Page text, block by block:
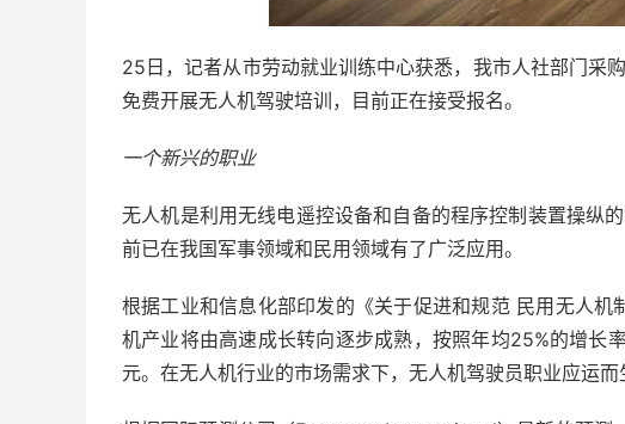
25日，记者从市劳动就业训练中心获悉，我市人社部门采
免费开展无人机驾驶培训，目前正在接受报名。
一个新兴的职业
无人机是利用无线电遥控设备和自备的程序控制装置操纵
前已在我国军事领域和民用领域有了广泛应用。
根据工业和信息化部印发的《关于促进和规范 民用无人
机产业将由高速成长转向逐步成熟，按照年均25%的增长
元。在无人机行业的市场需求下，无人机驾驶员职业应运而